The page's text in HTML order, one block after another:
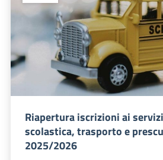
Riapertura iscrizioni ai
scolastica, trasporto e
2025/2026